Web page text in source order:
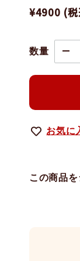
¥4900 (
数量
お気に
この商品